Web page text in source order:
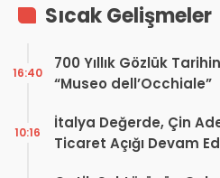
Sıcak Gelişmeler
700 Yıllık Gözlük
“Museo dell’Occhiale”
16:40
İtalya Değerde, Çin
Ticaret Açığı Devam
10:16